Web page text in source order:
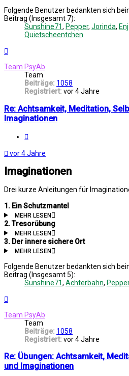
Folgende Benutzer bedankten sich
Beitrag (Insgesamt 7):
Sunshine71, Pepper, Jorinda,
Quietscheentchen
Team PsyAb
Team
Beiträge: 1058
Registriert: vor 4 Jahre
Re: Achtsamkeit, Meditation,
Imaginationen
vor 4 Jahre
Imaginationen
Drei kurze Anleitungen für
1. Ein Schutzmantel
MEHR LESEN
2. Tresorübung
MEHR LESEN
3. Der innere sichere Ort
MEHR LESEN
Folgende Benutzer bedankten sich
Beitrag (Insgesamt 5):
Sunshine71, Achterbahn, Pepper
Team PsyAb
Team
Beiträge: 1058
Registriert: vor 4 Jahre
Re: Übungen: Achtsamkeit,
und Imaginationen